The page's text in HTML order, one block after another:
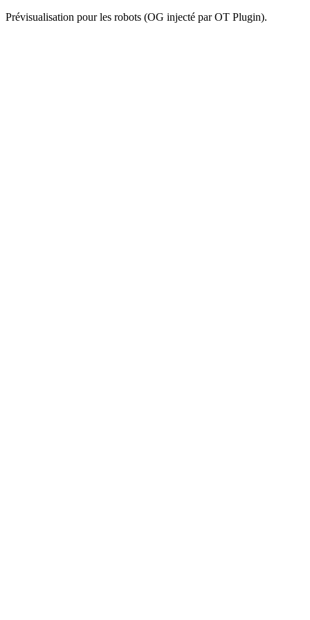
Prévisualisation pour les robots (OG injecté par OT Plugin).